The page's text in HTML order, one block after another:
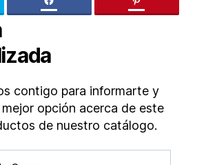
facebook pinteres
contigo para informarte y
opción acerca de este
de nuestro catálogo.